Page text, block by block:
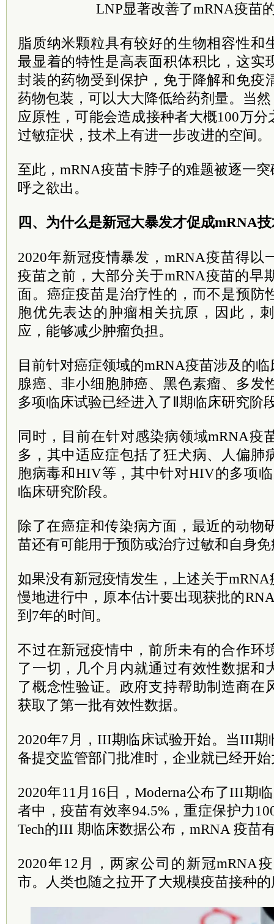
LNP显著改善了mRNA疫苗
脂质纳米颗粒具有较好的生物相容性和
最显着的特性是高表面积体积比，这实
封装的药物受到保护，免于降解和免疫
药物包装，可以大大降低给药剂量。当
应原性，可能会造成接种者大概100万
过敏症状，技术上有进一步改进的空间。
至此，mRNA疫苗卡脖子的难题被逐一
呼之欲出。
四、为什么是新冠大暴发才促成mRNA
2020年新冠疫情暴发，mRNA疫苗得以
疫苗之前，大部分关于mRNA疫苗的早
面。癌症疫苗是治疗性的，而不是预防
胞优先表达的肿瘤相关抗原，因此，
应，能够减少肿瘤负担。
目前针对癌症领域的mRNA疫苗涉及的
腺癌、非小细胞肺癌、黑色素瘤、多发
多项临床试验已经进入了Ⅱ期临床研究阶
同时，目前在针对感染病领域mRNA疫
多，其中适应症包括了狂犬病、人偏肺
胞病毒和HIV等，其中针对HIV的多项
临床研究阶段。
除了在癌症和传染病方面，最近的动物
苗还有可能用于预防或治疗过敏和自身
如果没有新冠疫情发生，上述关于
慢地进行中，原本估计要出现获批的
到7年的时间。
不过在新冠疫情中，前所未有的合作环
了一切，几个月内就通过有效性数据和
了概念性验证。政府支持帮助制造商在
获取了第一批有效性数据。
2020年7月，III期临床试验开始。当III期
备提交监管部门批准时，企业就已经开
2020年11月16日，Moderna公布了III期
者中，疫苗有效率94.5%，重症保护力
Tech的III 期临床数据公布，mRNA 疫苗
2020年12月，两家公司的新冠mRNA
市。人类也随之拉开了大规模疫苗接种